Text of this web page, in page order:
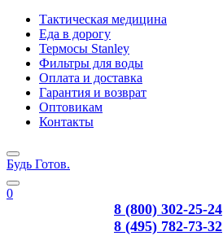
Тактическая медицина
Еда в дорогу
Термосы Stanley
Фильтры для воды
Оплата и доставка
Гарантия и возврат
Оптовикам
Контакты
Будь Готов.
0
8 (800) 302-25-24
8 (495) 782-73-32